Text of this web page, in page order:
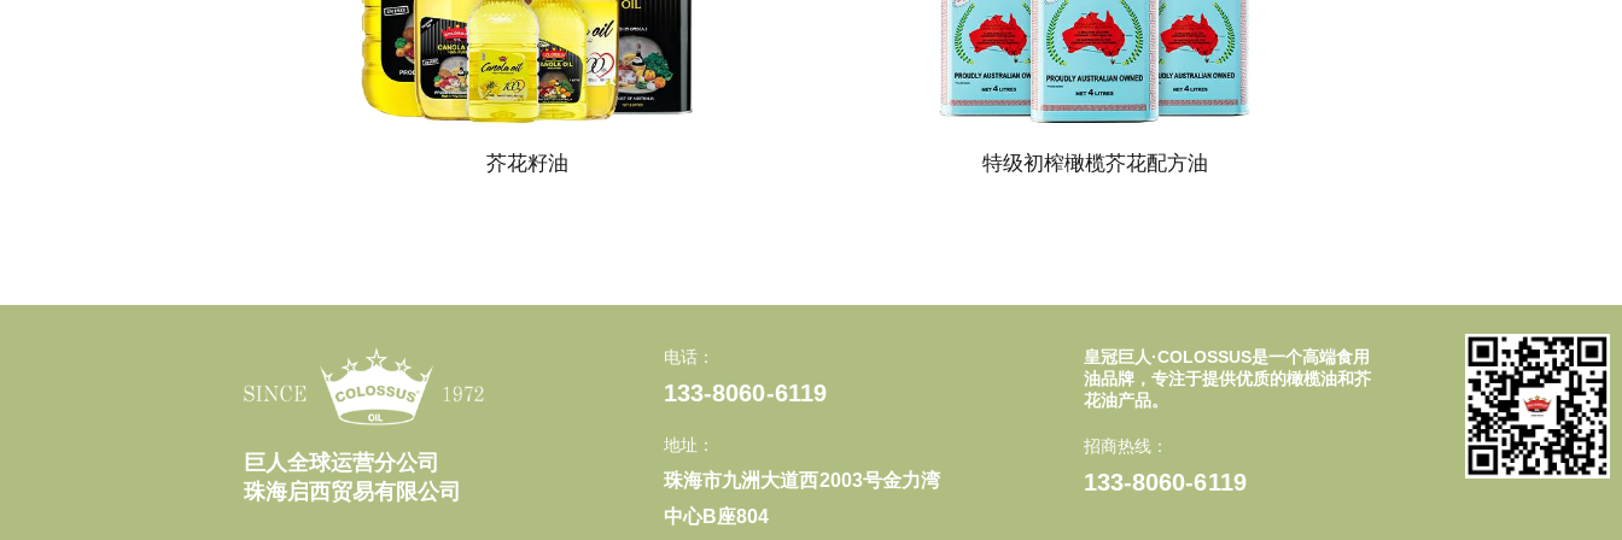
芥花籽油 特级初榨橄榄芥花配方油
巨人全球运营分公司
珠海启西贸易有限公司
电话：
133-8060-6119
地址：
珠海市九洲大道西2003号金力湾
中心B座804
皇冠巨人·COLOSSUS是一个高端食用
油品牌，专注于提供优质的橄榄油和芥
花油产品。
招商热线：
133-8060-6119